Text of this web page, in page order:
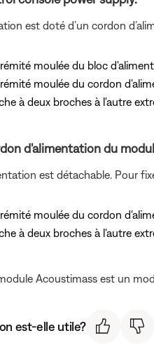
est doté d’un cordon
moulée du bloc
moulée du cordon
à deux broches à l'autre
d'alimentation du
est détachable. Pour
moulée du cordon
à deux broches à l'autre
Acoustimass est un
est-elle utile?